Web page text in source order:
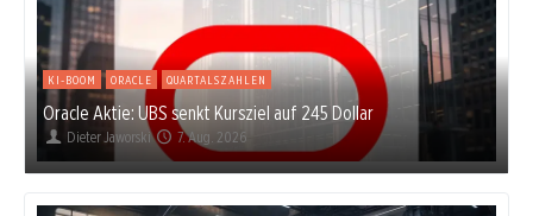
KI-BOOM ORACLE QUARTALSZAHLEN
Oracle Aktie: UBS senkt Kursziel auf 245 Dollar
Dieter Jaworski 7. Aug. 2026